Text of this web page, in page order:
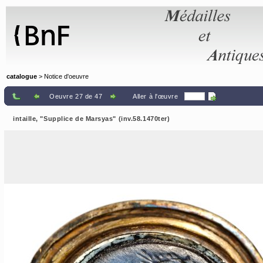
catalogue > Notice d'oeuvre
Oeuvre 27 de 47 Aller à l'œuvre
intaille, "Supplice de Marsyas" (inv.58.1470ter)